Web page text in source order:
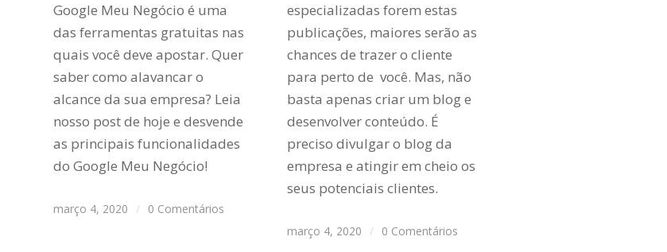
Google Meu Negócio é uma
das ferramentas gratuitas nas
quais você deve apostar. Quer
saber como alavancar o
alcance da sua empresa? Leia
nosso post de hoje e desvende
as principais funcionalidades
do Google Meu Negócio!
março 4, 2020 / 0 Comentários
especializadas forem estas
publicações, maiores serão as
chances de trazer o cliente
para perto de você. Mas, não
basta apenas criar um blog e
desenvolver conteúdo. É
preciso divulgar o blog da
empresa e atingir em cheio os
seus potenciais clientes.
março 4, 2020 / 0 Comentários